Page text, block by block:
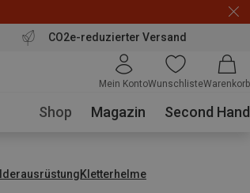
CO2e-reduzierter Versand
Mein KontoWunschlisteWarenkorb
Shop Magazin Second Hand
Kletterhelme